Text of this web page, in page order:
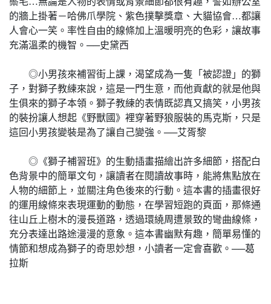
的牆上掛著－哈佛爪學院、紫色撲擊獎章、大貓協會…都讓
人會心一笑。率性自由的線條加上溫暖明亮的色彩，讓故事
充滿溫柔的機智。──史黛西
◎小男孩來補習街上課，渴望成為一隻「被認證」的獅
子，對獅子教練來說，這是一門生意，而他貢獻的就是他與
生俱來的獅子本領。獅子教練的表情既認真又搞笑，小男孩
的裝扮讓人想起《野獸國》裡穿著野狼服裝的馬克斯，只是
這回小男孩變裝是為了讓自己變強。──艾胥黎
◎《獅子補習班》的生動插畫描繪出許多細節，搭配白
色背景中的簡單文句，讓讀者在閱讀故事時，能將焦點放在
人物的細節上，並關注角色後來的行動。這本書的插畫很好
的運用線條來表現運動的動態，在學習短跑的頁面，那條通
往山丘上樹木的漫長道路，透過環繞周遭景致的彎曲線條，
充分表達出路途漫漫的意象。這本書幽默有趣，簡單易懂的
情節和想成為獅子的奇思妙想，小讀者一定會喜歡。──葛
拉斯